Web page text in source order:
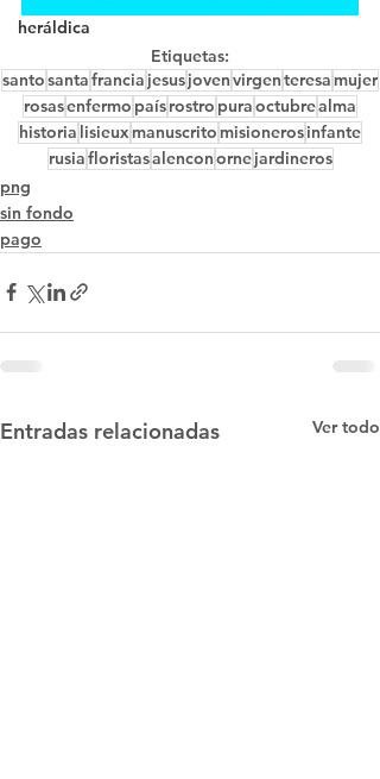
heráldica
Etiquetas:
santosantafrancia jesusjovenvirgenteresa mujer
rosasenfermo paísrostro puraoctubrealma
historia lisieuxmanuscrito misionerosinfante
rusiafloristasalenconornejardineros
png
sin fondo
pago
Entradas relacionadas Ver todo